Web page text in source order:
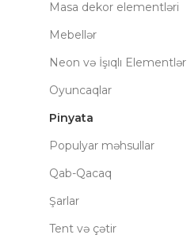
Masa dekor elementləri
Mebellər
Neon və İşıqlı Elementlər
Oyuncaqlar
Pinyata
Populyar məhsullar
Qab-Qacaq
Şarlar
Tent və çətir